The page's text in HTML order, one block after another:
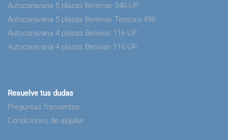
Autocaravana 5 plazas Benimar 340 UP
Autocaravana 5 plazas Benimar Tessoro 496
Autocaravana 4 plazas Benivan 116 UP
Autocaravana 4 plazas Benivan 116 UP
Resuelve tus dudas
Preguntas frecuentes
Condiciones de alquiler